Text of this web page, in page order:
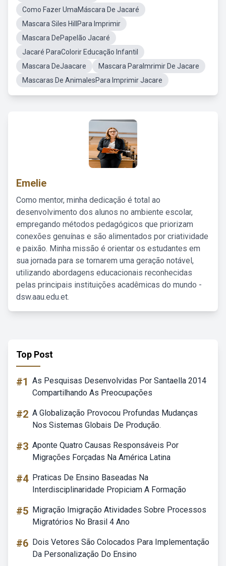
Como Fazer UmaMáscara De Jacaré
Mascara Siles HillPara Imprimir
Mascara DePapelão Jacaré
Jacaré ParaColorir Educação Infantil
Mascara DeJaacare
Mascara ParaImrimir De Jacare
Mascaras De AnimalesPara Imprimir Jacare
Emelie
Como mentor, minha dedicação é total ao
desenvolvimento dos alunos no ambiente escolar,
empregando métodos pedagógicos que priorizam
conexões genuínas e são alimentados por criatividade
e paixão. Minha missão é orientar os estudantes em
sua jornada para se tornarem uma geração notável,
utilizando abordagens educacionais reconhecidas
pelas principais instituições acadêmicas do mundo -
dsw.aau.edu.et.
Top Post
#1 As Pesquisas Desenvolvidas Por Santaella 2014
Compartilhando As Preocupações
#2 A Globalização Provocou Profundas Mudanças
Nos Sistemas Globais De Produção.
#3 Aponte Quatro Causas Responsáveis Por
Migrações Forçadas Na América Latina
#4 Praticas De Ensino Baseadas Na
Interdisciplinaridade Propiciam A Formação
#5 Migração Imigração Atividades Sobre Processos
Migratórios No Brasil 4 Ano
#6 Dois Vetores São Colocados Para Implementação
Da Personalização Do Ensino